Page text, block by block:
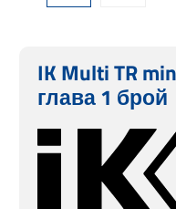
IK Multi TR
глава 1 брой